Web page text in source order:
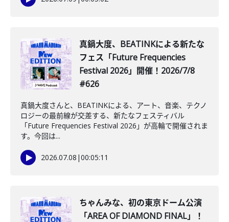
真鍋大度、BEATINKによる新たな
フェス「Future Frequencies
Festival 2026」開催！2026/7/8
#626
真鍋大度さんと、BEATINKによる、アート、音楽、テクノ
ロジーの最前線が交差する、新たなフェスティバル
「Future Frequencies Festival 2026」が高輪で開催されま
す。今回は...
2026.07.08 |00:05:11
️ちゃんみな、初の東京ドーム公演
「AREA OF DIAMOND FINAL」！